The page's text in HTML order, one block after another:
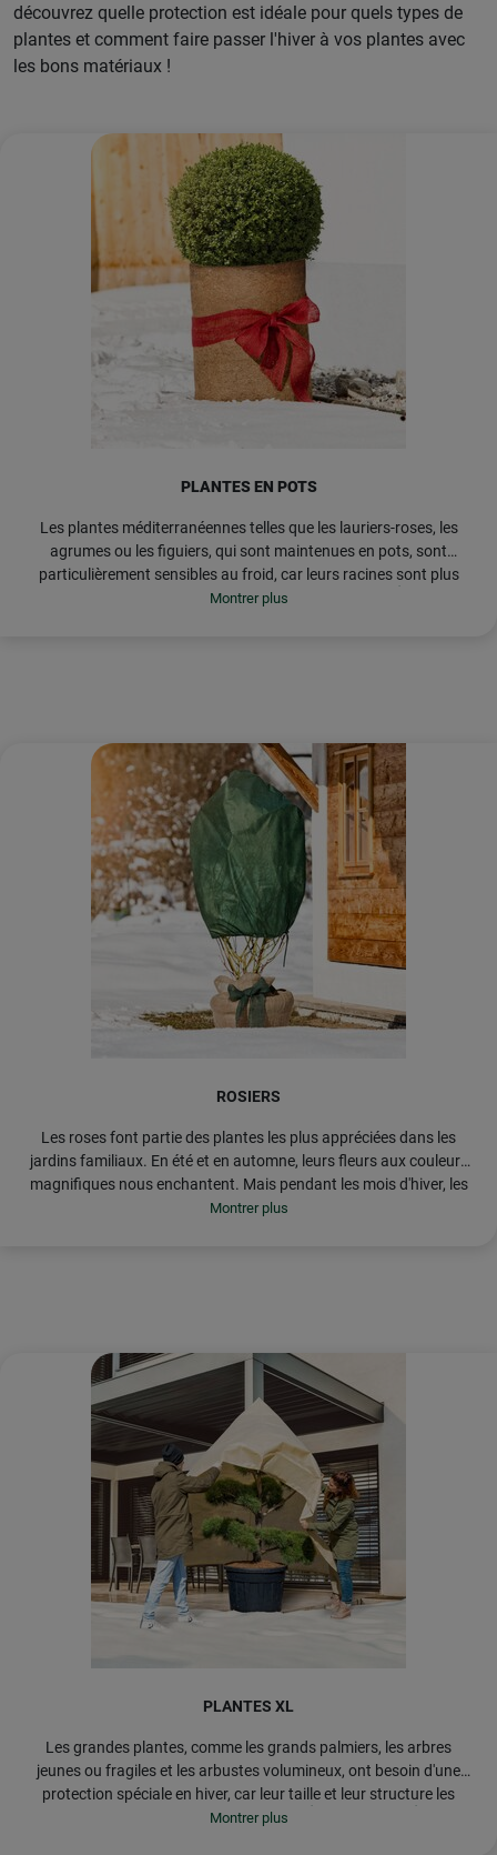
découvrez quelle protection est idéale pour quels types de
plantes et comment faire passer l'hiver à vos plantes avec
les bons matériaux !
PLANTES EN POTS
Les plantes méditerranéennes telles que les lauriers-roses, les
agrumes ou les figuiers, qui sont maintenues en pots, sont
particulièrement sensibles au froid, car leurs racines sont plus
vulnérables au gel dans les bacs. De plus, les jeunes pousses et
CONSEIL : Découvrez notre vaste gamme
de voiles et de
ROSIERS
Les roses font partie des plantes les plus appréciées dans les
jardins familiaux. En été et en automne, leurs fleurs aux couleurs
magnifiques nous enchantent. Mais pendant les mois d'hiver, les
variétés sensibles ont particulièrement besoin de notre soutien.
CONSEIL : Les racines ou les points de greffe sensibles
PLANTES XL
Les grandes plantes, comme les grands palmiers, les arbres
jeunes ou fragiles et les arbustes volumineux, ont besoin d'une
protection spéciale en hiver, car leur taille et leur structure les
rendent particulièrement vulnérables aux dégâts du gel.
CONSEIL : Découvrez nosproduits de protection